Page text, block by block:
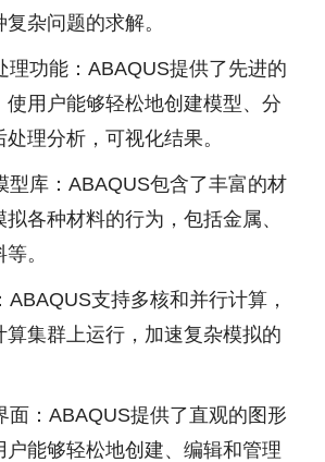
杂问题的求解。
理功能：ABAQUS提供了先进的
使用户能够轻松地创建模型、分
理分析，可视化结果。
型库：ABAQUS包含了丰富的材
各种材料的行为，包括金属、
。
ABAQUS支持多核和并行计算，
算集群上运行，加速复杂模拟的
面：ABAQUS提供了直观的图形
户能够轻松地创建、编辑和管理